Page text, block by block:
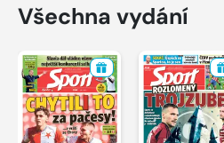
Všechna vydání